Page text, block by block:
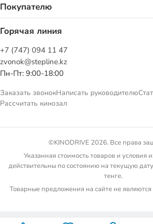
Покупателю
Горячая линия
+7 (747) 094 11 47
zvonok@stepline.kz
Пн-Пт: 9:00-18:00
Заказать звонокНаписать руководителю
Рассчитать кинозал
©KINODRIVE 2026. Все права
Указанная стоимость товаров и условия
действительны по состоянию на текущую
тенге.
Товарные предложения на сайте не